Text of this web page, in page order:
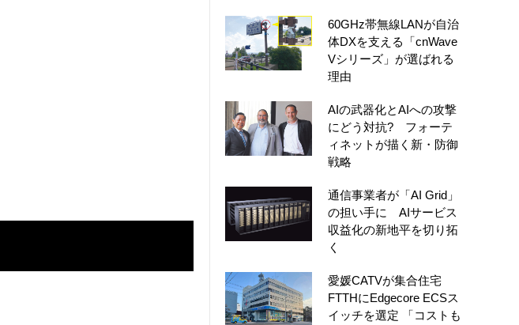
60GHz帯無線LANが自治
体DXを支える「cnWave
Vシリーズ」が選ばれる
理由
AIの武器化とAIへの攻撃
にどう対抗? フォーテ
ィネットが描く新・防御
戦略
通信事業者が「AI Grid」
の担い手に AIサービス
収益化の新地平を切り拓
く
愛媛CATVが集合住宅
FTTHにEdgecore ECSス
イッチを選定 「コストも